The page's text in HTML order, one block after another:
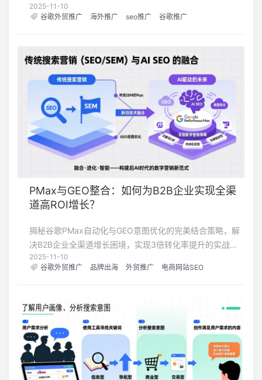
投资回报模型
2025-11-10
谷歌外贸推广
海外推广 seo推广 谷歌推广
PMax与GEO整合：如何为B2B企业实现全渠
道高ROI增长？
揭秘谷歌PMax自动化与GEO意图优化的完美结合策略，解
决B2B企业全渠道增长困境，实现3倍转化率提升的实战案
例深度解析。
2025-11-10
谷歌外贸推广
品牌出海 外贸推广 电商网站SEO